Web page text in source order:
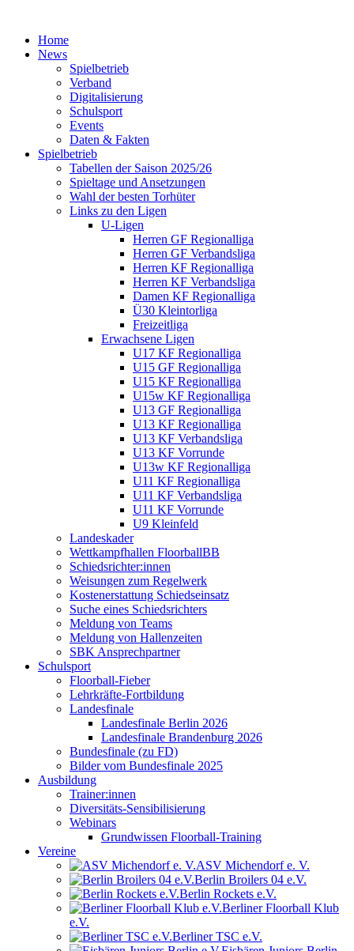
Home
News
Spielbetrieb
Verband
Digitalisierung
Schulsport
Events
Daten & Fakten
Spielbetrieb
Tabellen der Saison 2025/26
Spieltage und Ansetzungen
Wahl der besten Torhüter
Links zu den Ligen
U-Ligen
Herren GF Regionalliga
Herren GF Verbandsliga
Herren KF Regionalliga
Herren KF Verbandsliga
Damen KF Regionalliga
Ü30 Kleintorliga
Freizeitliga
Erwachsene Ligen
U17 KF Regionalliga
U15 GF Regionalliga
U15 KF Regionalliga
U15w KF Regionalliga
U13 GF Regionalliga
U13 KF Regionalliga
U13 KF Verbandsliga
U13 KF Vorrunde
U13w KF Regionalliga
U11 KF Regionalliga
U11 KF Verbandsliga
U11 KF Vorrunde
U9 Kleinfeld
Landeskader
Wettkampfhallen FloorballBB
Schiedsrichter:innen
Weisungen zum Regelwerk
Kostenerstattung Schiedseinsatz
Suche eines Schiedsrichters
Meldung von Teams
Meldung von Hallenzeiten
SBK Ansprechpartner
Schulsport
Floorball-Fieber
Lehrkräfte-Fortbildung
Landesfinale
Landesfinale Berlin 2026
Landesfinale Brandenburg 2026
Bundesfinale (zu FD)
Bilder vom Bundesfinale 2025
Ausbildung
Trainer:innen
Diversitäts-Sensibilisierung
Webinars
Grundwissen Floorball-Training
Vereine
ASV Michendorf e. V.
Berlin Broilers 04 e.V.
Berlin Rockets e.V.
Berliner Floorball Klub
e.V.
Berliner TSC e.V.